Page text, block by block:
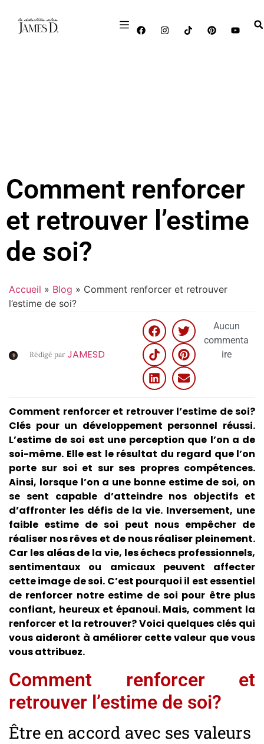
Comment renforcer
et retrouver l’estime
de soi?
Accueil » Blog » Comment renforcer et retrouver
l’estime de soi?
Rédigé par JAMESD
Aucun
commenta
ire
Comment renforcer et retrouver l’estime de soi?
Clés pour un développement personnel réussi.
L’estime de soi est une perception que l’on a de
soi-même. Elle est le résultat du regard que l’on
porte sur soi et sur ses propres compétences.
Ainsi, lorsque l’on a une bonne estime de soi, on
se sent capable d’atteindre nos objectifs et
d’affronter les défis de la vie. Inversement, une
faible estime de soi peut nous empêcher de
réaliser nos rêves et de nous réaliser pleinement.
Car les aléas de la vie, les échecs professionnels,
sentimentaux ou amicaux peuvent affecter
cette image de soi. C’est pourquoi il est essentiel
de renforcer notre estime de soi pour être plus
confiant, heureux et épanoui. Mais, comment la
renforcer et la retrouver? Voici quelques clés qui
vous aideront à améliorer cette valeur que vous
vous attribuez.
Comment renforcer et
retrouver l’estime de soi?
Être en accord avec ses valeurs